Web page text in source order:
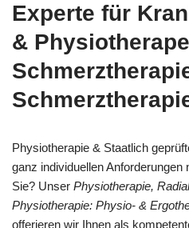
Experte für
&
Physiotherapie & Staatlich
ganz individuellen
Sie? Unser Physiotherapie,
Physiotherapie: Physio- &
offerieren wir Ihnen als